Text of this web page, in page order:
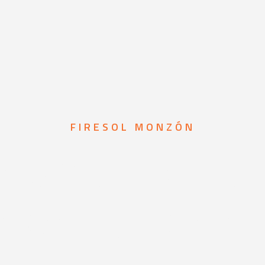
FIRESOL MONZÓN